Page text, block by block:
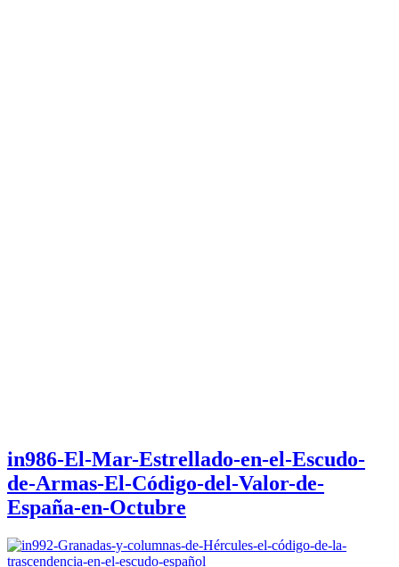
in986-El-Mar-Estrellado-en-el-Escudo-
de-Armas-El-Código-del-Valor-de-
España-en-Octubre